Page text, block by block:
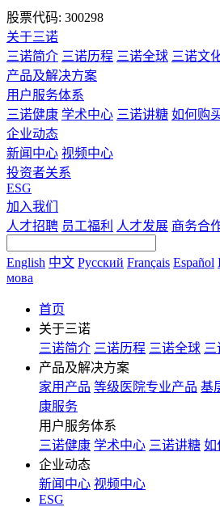
股票代码: 300298
关于三诺
三诺简介 三诺历程 三诺全球 三诺文
产品及解决方案
用户服务体系
三诺健康 学术中心 三诺讲糖 如何购
企业动态
新闻中心 视频中心
投资者关系
ESG
加入我们
人才招聘 员工福利 人才发展 商务合
English 中文 Русский Français Español
мова
首页
关于三诺
三诺简介 三诺历程 三诺全球
产品及解决方案
家用产品 等级医院专业产品 基
康服务
用户服务体系
三诺健康 学术中心 三诺讲糖 如
企业动态
新闻中心 视频中心
ESG